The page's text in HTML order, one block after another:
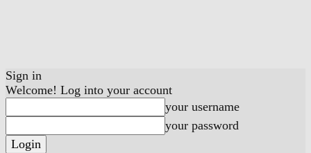
Sign in
Welcome! Log into your account
your username
your password